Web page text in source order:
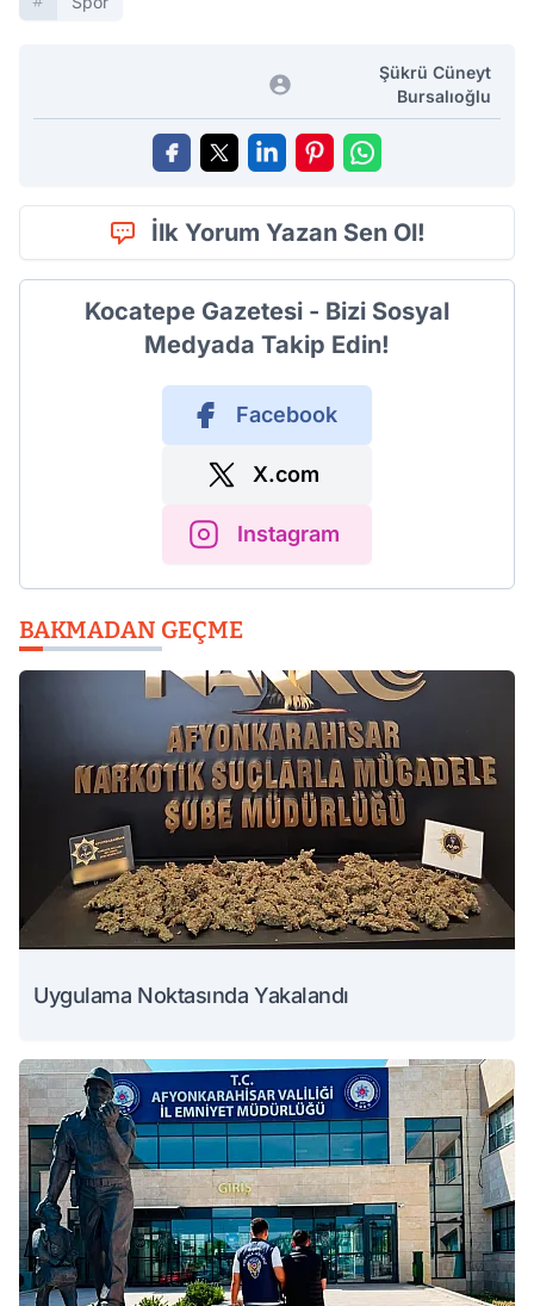
Şükrü Cüneyt
Bursalıoğlu
İlk Yorum Yazan Sen Ol!
Kocatepe Gazetesi - Bizi Sosyal
Medyada Takip Edin!
Facebook
X.com
Instagram
BAKMADAN GEÇME
Uygulama Noktasında Yakalandı